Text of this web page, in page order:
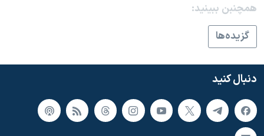
آرشیو پخش زنده
مجموعه مستندهای دادخواهی
تریبونال مردمی آبان ۹۸
چهل سال گروگان‌گیری
اعتراضات مردمی آبان ۹۸
همچنبن ببینید:
گزيده‌ها
دنبال کنید